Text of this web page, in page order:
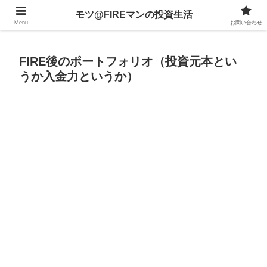
不動産、投資信託、暗号資産、株式、等々への投資について
FIRE後のポートフォリオ（投資元本とい
うか入金力というか）
Menu
モツ@FIREマンの投資生活
お問い合わせ